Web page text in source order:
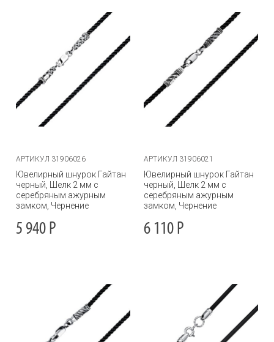
АРТИКУЛ 31906026
Ювелирный шнурок Гайтан
черный, Шелк 2 мм с
серебряным ажурным
замком, Чернение
5 940 Р
АРТИКУЛ 31906021
Ювелирный шнурок Гайтан
черный, Шелк 2 мм с
серебряным ажурным
замком, Чернение
6 110 Р